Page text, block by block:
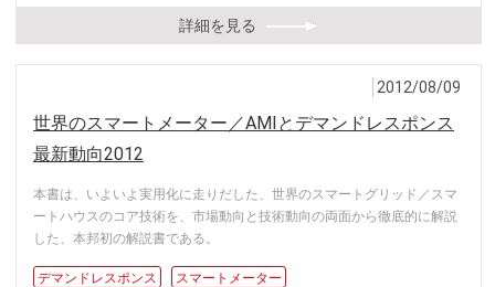
詳細を見る
2012/08/09
世界のスマートメーター／AMIとデマンドレスポンス
最新動向2012
本書は、いよいよ実用化に走りだした、世界のスマートグリッド／スマ
ートハウスのコア技術を、市場動向と技術動向の両面から徹底的に解説
した、本邦初の解説書である。
デマンドレスポンス スマートメーター